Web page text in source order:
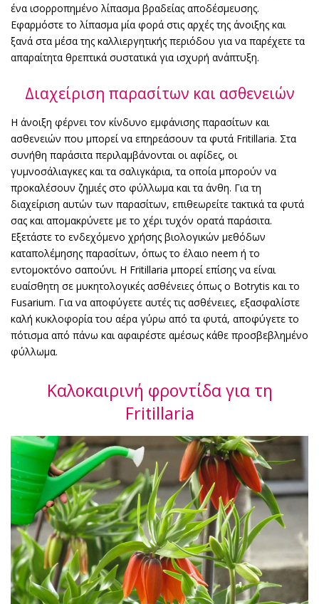
ένα ισορροπημένο λίπασμα βραδείας αποδέσμευσης.
Εφαρμόστε το λίπασμα μία φορά στις αρχές της άνοιξης και
ξανά στα μέσα της καλλιεργητικής περιόδου για να παρέχετε τα
απαραίτητα θρεπτικά συστατικά για ισχυρή ανάπτυξη.
Διαχείριση παρασίτων και ασθενειών
Η άνοιξη φέρνει τον κίνδυνο εμφάνισης παρασίτων και
ασθενειών που μπορεί να επηρεάσουν τα φυτά Fritillaria. Στα
συνήθη παράσιτα περιλαμβάνονται οι αφίδες, οι
γυμνοσάλιαγκες και τα σαλιγκάρια, τα οποία μπορούν να
προκαλέσουν ζημιές στο φύλλωμα και τα άνθη. Για τη
διαχείριση αυτών των παρασίτων, επιθεωρείτε τακτικά τα φυτά
σας και απομακρύνετε με το χέρι τυχόν ορατά παράσιτα.
Εξετάστε το ενδεχόμενο χρήσης βιολογικών μεθόδων
καταπολέμησης παρασίτων, όπως το έλαιο neem ή το
εντομοκτόνο σαπούνι. Η Fritillaria μπορεί επίσης να είναι
ευαίσθητη σε μυκητολογικές ασθένειες όπως ο Botrytis και το
Fusarium. Για να αποφύγετε αυτές τις ασθένειες, εξασφαλίστε
καλή κυκλοφορία του αέρα γύρω από τα φυτά, αποφύγετε το
πότισμα από πάνω και αφαιρέστε αμέσως κάθε προσβεβλημένο
φύλλωμα.
Καλοκαιρινή φροντίδα για τη
Fritillaria